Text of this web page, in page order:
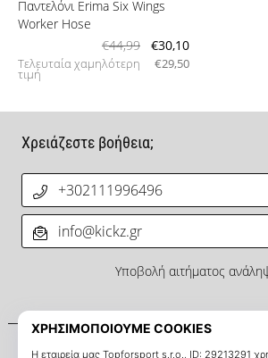
Παντελόνι Erima Six Wings
Worker Hose
€44,99
€30,10
Τελευταία χαμηλότερη
τιμή
€29,50
Σχετικά μ' εμάς
Χρειάζεστε βοήθεια;
+302111996496
info@kickz.gr
Υποβολή αιτήματος